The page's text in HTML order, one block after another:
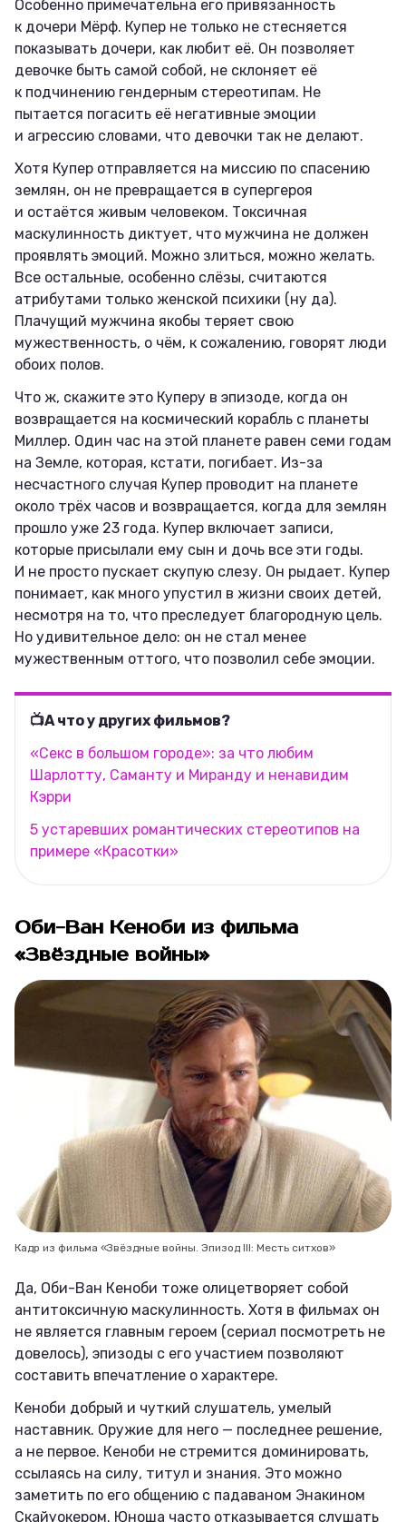
Особенно примечательна его привязанность
к дочери Мёрф. Купер не только не стесняется
показывать дочери, как любит её. Он позволяет
девочке быть самой собой, не склоняет её
к подчинению гендерным стереотипам. Не
пытается погасить её негативные эмоции
и агрессию словами, что девочки так не делают.
Хотя Купер отправляется на миссию по спасению
землян, он не превращается в супергероя
и остаётся живым человеком. Токсичная
маскулинность диктует, что мужчина не должен
проявлять эмоций. Можно злиться, можно желать.
Все остальные, особенно слёзы, считаются
атрибутами только женской психики (ну да).
Плачущий мужчина якобы теряет свою
мужественность, о чём, к сожалению, говорят люди
обоих полов.
Что ж, скажите это Куперу в эпизоде, когда он
возвращается на космический корабль с планеты
Миллер. Один час на этой планете равен семи годам
на Земле, которая, кстати, погибает. Из-за
несчастного случая Купер проводит на планете
около трёх часов и возвращается, когда для землян
прошло уже 23 года. Купер включает записи,
которые присылали ему сын и дочь все эти годы.
И не просто пускает скупую слезу. Он рыдает. Купер
понимает, как много упустил в жизни своих детей,
несмотря на то, что преследует благородную цель.
Но удивительное дело: он не стал менее
мужественным оттого, что позволил себе эмоции.
📺А что у других фильмов?
«Секс в большом городе»: за что любим
Шарлотту, Саманту и Миранду и ненавидим
Кэрри
5 устаревших романтических стереотипов на
примере «Красотки»
Оби-Ван Кеноби из фильма
«Звёздные войны»
Кадр из фильма «Звёздные войны. Эпизод III: Месть ситхов»
Да, Оби-Ван Кеноби тоже олицетворяет собой
антитоксичную маскулинность. Хотя в фильмах он
не является главным героем (сериал посмотреть не
довелось), эпизоды с его участием позволяют
составить впечатление о характере.
Кеноби добрый и чуткий слушатель, умелый
наставник. Оружие для него — последнее решение,
а не первое. Кеноби не стремится доминировать,
ссылаясь на силу, титул и знания. Это можно
заметить по его общению с падаваном Энакином
Скайуокером. Юноша часто отказывается слушать